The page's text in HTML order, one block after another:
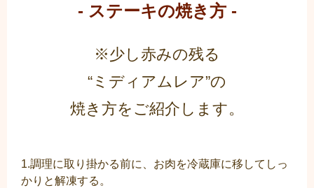
- ステーキの焼き方 -
※少し赤みの残る
“ミディアムレア”の
焼き方をご紹介します。
1.調理に取り掛かる前に、お肉を冷蔵庫に移してしっ
かりと解凍する。